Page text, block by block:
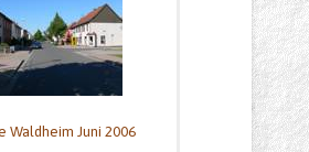
Waldheim Juni 2006